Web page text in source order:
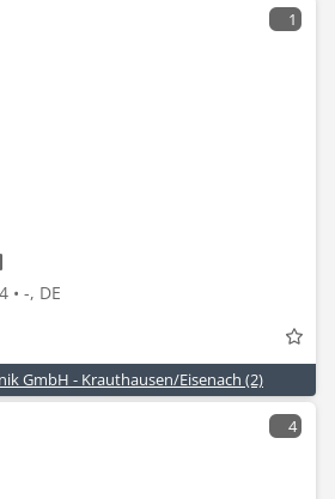
1
• -, DE
GmbH - Krauthausen/Eisenach (2)
4